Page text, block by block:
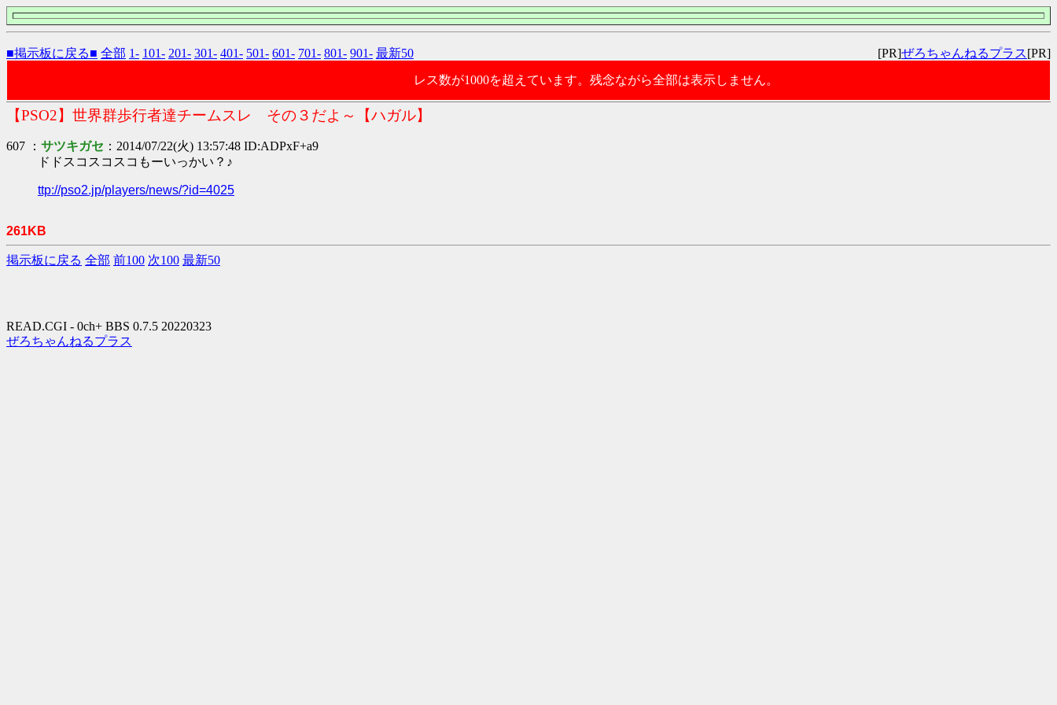
■掲示板に戻る■ 全部 1- 101- 201- 301- 401- 501- 601- 701- 801- 901- 最新50 [PR]ぜろちゃんねるプラス[PR]
レス数が1000を超えています。残念ながら全部は表示しません。
【PSO2】世界群歩行者達チームスレ その３だよ～【ハガル】
607 ： サツキガセ ：2014/07/22(火) 13:57:48 ID:ADPxF+a9
ドドスコスコスコもーいっかい？♪
ttp://pso2.jp/players/news/?id=4025
261KB
掲示板に戻る 全部 前100 次100 最新50
READ.CGI - 0ch+ BBS 0.7.5 20220323
ぜろちゃんねるプラス